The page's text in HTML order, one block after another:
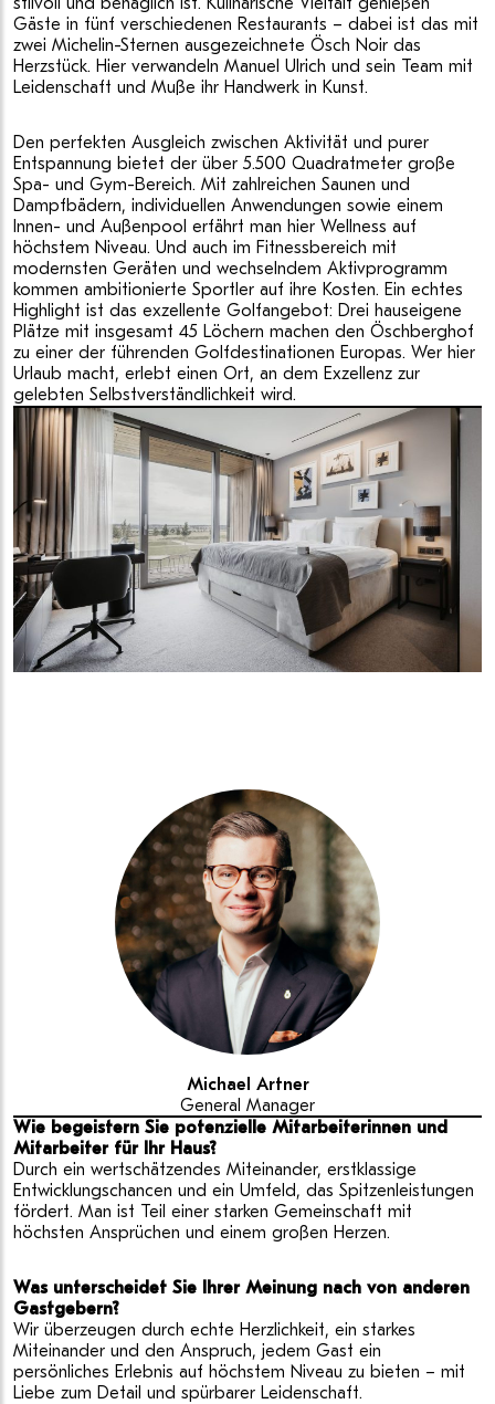
Gäste in fünf verschiedenen Restaurants – dabei ist das mit
zwei Michelin-Sternen ausgezeichnete Ösch Noir das
Herzstück. Hier verwandeln Manuel Ulrich und sein Team mit
Leidenschaft und Muße ihr Handwerk in Kunst.
Den perfekten Ausgleich zwischen Aktivität und purer
Entspannung bietet der über 5.500 Quadratmeter große
Spa- und Gym-Bereich. Mit zahlreichen Saunen und
Dampfbädern, individuellen Anwendungen sowie einem
Innen- und Außenpool erfährt man hier Wellness auf
höchstem Niveau. Und auch im Fitnessbereich mit
modernsten Geräten und wechselndem Aktivprogramm
kommen ambitionierte Sportler auf ihre Kosten. Ein echtes
Highlight ist das exzellente Golfangebot: Drei hauseigene
Plätze mit insgesamt 45 Löchern machen den Öschberghof
zu einer der führenden Golfdestinationen Europas. Wer hier
Urlaub macht, erlebt einen Ort, an dem Exzellenz zur
gelebten Selbstverständlichkeit wird.
Michael Artner
General Manager
Wie begeistern Sie potenzielle Mitarbeiterinnen und
Mitarbeiter für Ihr Haus?
Durch ein wertschätzendes Miteinander, erstklassige
Entwicklungschancen und ein Umfeld, das Spitzenleistungen
fördert. Man ist Teil einer starken Gemeinschaft mit
höchsten Ansprüchen und einem großen Herzen.
Was unterscheidet Sie Ihrer Meinung nach von anderen
Gastgebern?
Wir überzeugen durch echte Herzlichkeit, ein starkes
Miteinander und den Anspruch, jedem Gast ein
persönliches Erlebnis auf höchstem Niveau zu bieten – mit
Liebe zum Detail und spürbarer Leidenschaft.